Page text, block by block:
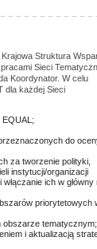
Struktura
Sieci
Koordynator. W celu
dla każdej Sieci
do
za tworzenie polityki,
instytucji/organizacji
ich w główny
priorytetowych
obszarze tematycznym;
i aktualizacją